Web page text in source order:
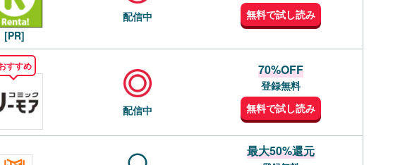
[PR]
配信中
無料で試し読み
すすめ
配信中
70%OFF
登録無料
無料で試し読み
最大50%還元